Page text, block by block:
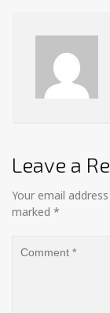
Leave a
Your email
marked *